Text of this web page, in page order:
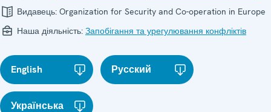
Видавець: Organization for Security and Co-operation in Europe
Наша діяльність: Запобігання та урегулювання конфліктів
English Русский
Українська